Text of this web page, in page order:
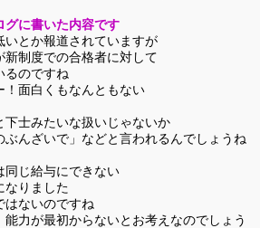
グに書いた内容です
いとか報道されていますが
新制度での合格者に対して
るのですね
！面白くもなんともない
下士みたいな扱いじゃないか
ぶんざいで」などと言われるんでしょうね
同じ給与にできない
なりました
はないのですね
力が最初からないとお考えなのでしょう